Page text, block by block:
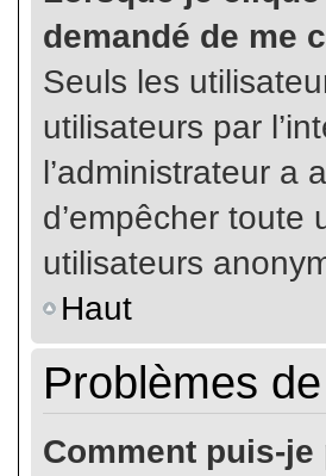
demandé de me
Seuls les
utilisateurs par
l’administrateur a
d’empêcher toute
utilisateurs
Haut
Problèmes
Comment puis-